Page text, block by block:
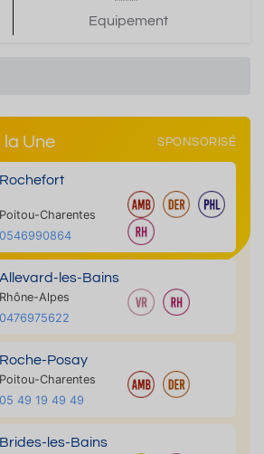
Equipement
la Une SPONSORISÉ
Rochefort
Poitou-Charentes
0546990864
Allevard-les-Bains
Rhône-Alpes
0476975622
Roche-Posay
Poitou-Charentes
05 49 19 49 49
Brides-les-Bains